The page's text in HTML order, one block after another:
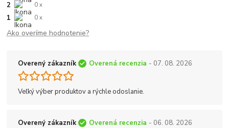
2 0 x
1 0 x
Ako overíme hodnotenie?
Overený zákazník Overená recenzia - 07. 08. 2026
Veľký výber produktov a rýchle odoslanie.
Overený zákazník Overená recenzia - 06. 08. 2026